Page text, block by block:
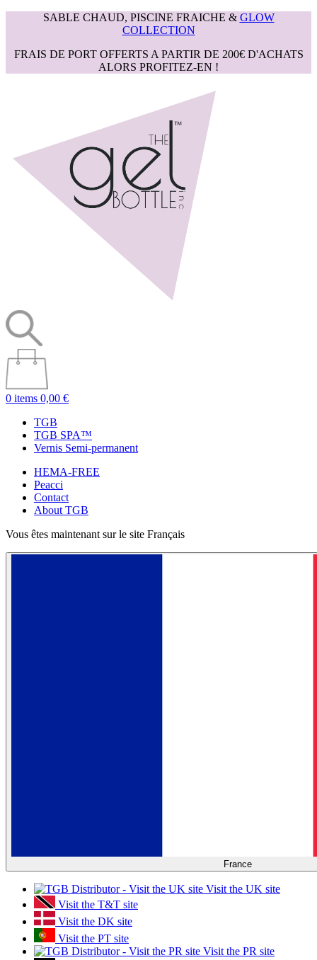
SABLE CHAUD, PISCINE FRAICHE & GLOW
COLLECTION
FRAIS DE PORT OFFERTS A PARTIR DE 200€ D'ACHATS
ALORS PROFITEZ-EN !
0 items 0,00 €
TGB
TGB SPA™
Vernis Semi-permanent
HEMA-FREE
Peacci
Contact
About TGB
Vous êtes maintenant sur le site Français
France
Visit the UK site
Visit the T&T site
Visit the DK site
Visit the PT site
Visit the PR site